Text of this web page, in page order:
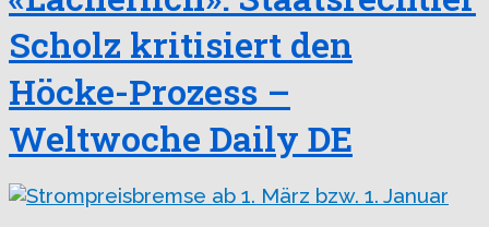
Scholz kritisiert den
Höcke-Prozess –
Weltwoche Daily DE